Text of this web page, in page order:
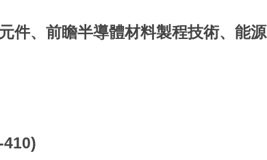
件、前瞻半導體材料製程技術、能源